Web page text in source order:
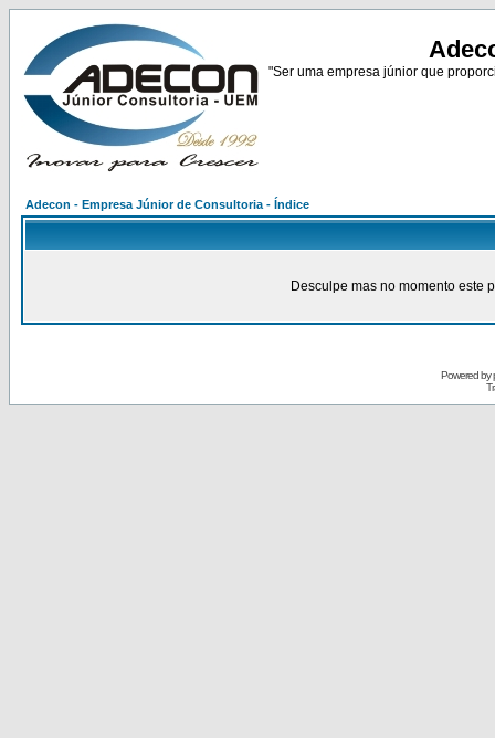
"Ser uma empresa júnior que
Adecon - Empresa Júnior de Consultoria - Índice
Desculpe mas no momento este
Powered by